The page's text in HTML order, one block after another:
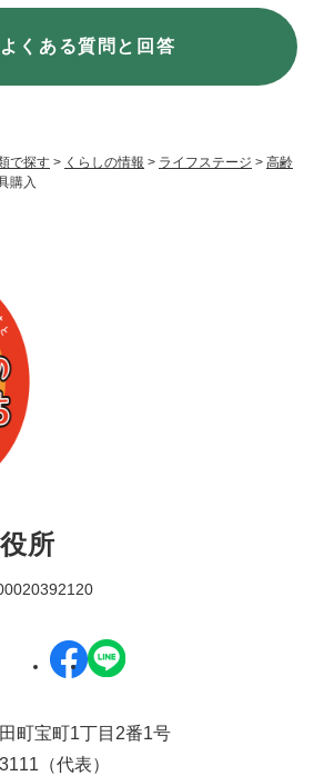
で探す > くらしの情報 > ライフステージ > 高齢
購入
よくある質問と回答
所
町宝町1丁目2番1号
（代表）